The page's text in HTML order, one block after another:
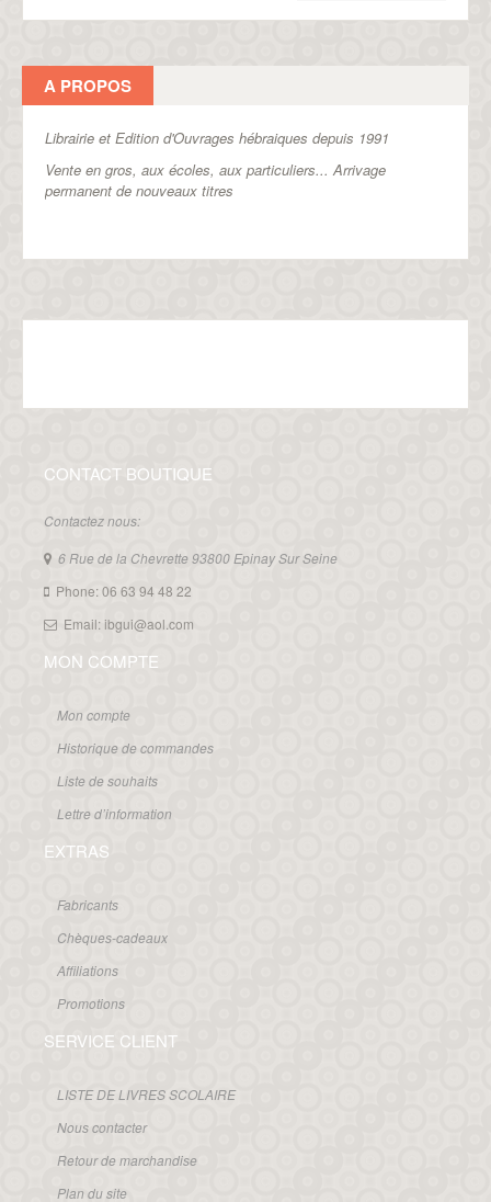
A PROPOS
Librairie et Edition d'Ouvrages hébraiques depuis 1991
Vente en gros, aux écoles, aux particuliers...Arrivage
permanent de nouveaux titres
CONTACT BOUTIQUE
Contactez nous:
6 Rue de la Chevrette 93800 Epinay Sur Seine
Phone: 06 63 94 48 22
Email: ibgui@aol.com
MON COMPTE
Mon compte
Historique de commandes
Liste de souhaits
Lettre d’information
EXTRAS
Fabricants
Chèques-cadeaux
Affiliations
Promotions
SERVICE CLIENT
LISTE DE LIVRES SCOLAIRE
Nous contacter
Retour de marchandise
Plan du site